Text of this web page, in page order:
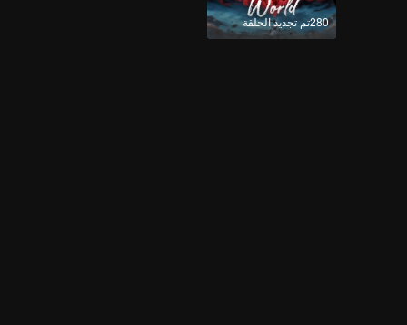
280تم تجديد الحلقة